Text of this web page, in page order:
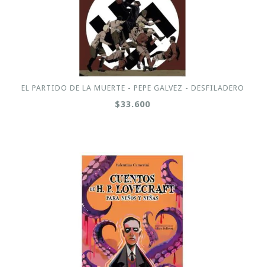
EL PARTIDO DE LA MUERTE - PEPE GALVEZ - DESFILADERO
$33.600